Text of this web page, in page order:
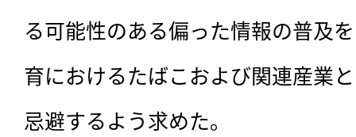
る可能性のある偏った情報の普及
育におけるたばこおよび関連産業
忌避するよう求めた。